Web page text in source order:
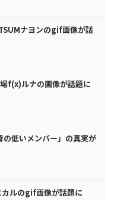
ナヨンのgif画像が話
f(x)ルナの画像が話題に
の低いメンバー」の真実が
ルのgif画像が話題に